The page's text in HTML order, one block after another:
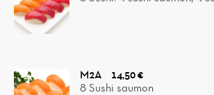
M2A
14,50 €
8 Sushi saumon